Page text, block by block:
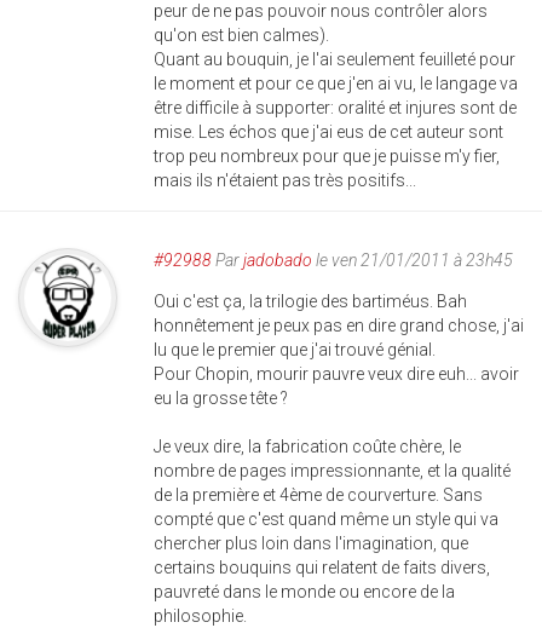
peur de ne pas pouvoir nous contrôler alors
qu'on est bien calmes).
Quant au bouquin, je l'ai seulement feuilleté pour
le moment et pour ce que j'en ai vu, le langage va
être difficile à supporter: oralité et injures sont de
mise. Les échos que j'ai eus de cet auteur sont
trop peu nombreux pour que je puisse m'y fier,
mais ils n'étaient pas très positifs...
#92988Parjadobado le ven 21/01/2011 à 23h45
Oui c'est ça, la trilogie des bartiméus. Bah
honnêtement je peux pas en dire grand chose, j'ai
lu que le premier que j'ai trouvé génial.
Pour Chopin, mourir pauvre veux dire euh... avoir
eu la grosse tête ?
Je veux dire, la fabrication coûte chère, le
nombre de pages impressionnante, et la qualité
de la première et 4ème de courverture. Sans
compté que c'est quand même un style qui va
chercher plus loin dans l'imagination, que
certains bouquins qui relatent de faits divers,
pauvreté dans le monde ou encore de la
philosophie.